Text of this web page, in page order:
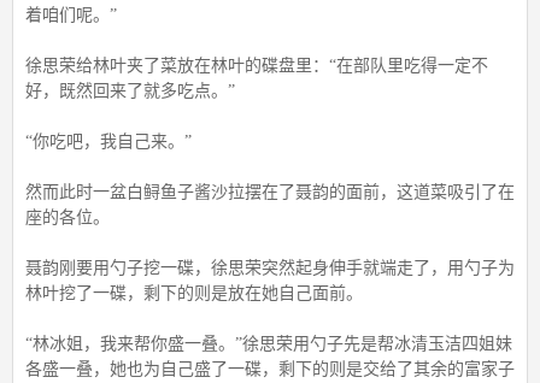
着咱们呢。”
徐思荣给林叶夹了菜放在林叶的碟盘里：“在部队里吃得一定不
好，既然回来了就多吃点。”
“你吃吧，我自己来。”
然而此时一盆白鲟鱼子酱沙拉摆在了聂韵的面前，这道菜吸引了在
座的各位。
聂韵刚要用勺子挖一碟，徐思荣突然起身伸手就端走了，用勺子为
林叶挖了一碟，剩下的则是放在她自己面前。
“林冰姐，我来帮你盛一叠。”徐思荣用勺子先是帮冰清玉洁四姐妹
各盛一叠，她也为自己盛了一碟，剩下的则是交给了其余的富家子